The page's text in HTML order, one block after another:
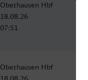
Oberhausen Hbf
18.08.26
07:51
Oberhausen Hbf
18.08.26